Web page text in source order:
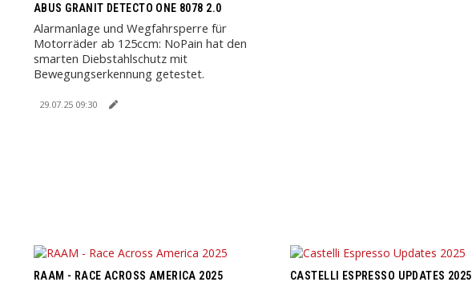
ABUS GRANIT DETECTO ONE 8078 2.0
Alarmanlage und Wegfahrsperre für
Motorräder ab 125ccm: NoPain hat den
smarten Diebstahlschutz mit
Bewegungserkennung getestet.
29.07.25 09:30
RAAM - RACE ACROSS AMERICA 2025 CASTELLI ESPRESSO UPDATES 2025